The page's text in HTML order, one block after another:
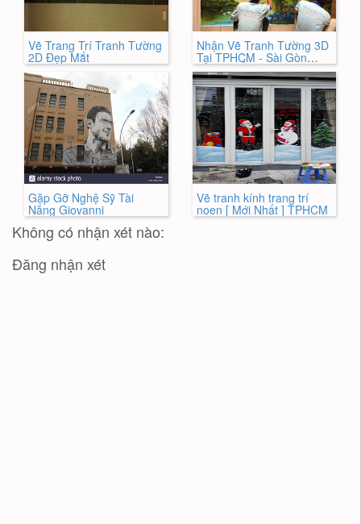
Vẽ Trang Trí Tranh Tường
2D Đẹp Mắt
Nhận Vẽ Tranh Tường 3D
Tại TPHCM - Sài Gòn
HÓT NHẤT
Gặp Gỡ Nghệ Sỹ Tài
Năng Giovanni
Vẽ tranh kính trang trí
noen [ Mới Nhất ] TPHCM
Không có nhận xét nào:
Đăng nhận xét